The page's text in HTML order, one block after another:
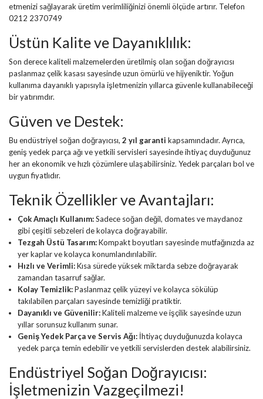
etmenizi sağlayarak üretim verimliliğinizi önemli ölçüde artırır. Telefon
0212 2370749
Üstün Kalite ve Dayanıklılık:
Son derece kaliteli malzemelerden üretilmiş olan soğan doğrayıcısı
paslanmaz çelik kasası sayesinde uzun ömürlü ve hijyeniktir. Yoğun
kullanıma dayanıklı yapısıyla işletmenizin yıllarca güvenle kullanabileceği
bir yatırımdır.
Güven ve Destek:
Bu endüstriyel soğan doğrayıcısı, 2 yıl garanti kapsamındadır. Ayrıca,
geniş yedek parça ağı ve yetkili servisleri sayesinde ihtiyaç duyduğunuz
her an ekonomik ve hızlı çözümlere ulaşabilirsiniz. Yedek parçaları bol ve
uygun fiyatlıdır.
Teknik Özellikler ve Avantajları:
Çok Amaçlı Kullanım:Sadece soğan değil, domates ve maydanoz
gibi çeşitli sebzeleri de kolayca doğrayabilir.
Tezgah Üstü Tasarım:Kompakt boyutları sayesinde mutfağınızda az
yer kaplar ve kolayca konumlandırılabilir.
Hızlı ve Verimli:Kısa sürede yüksek miktarda sebze doğrayarak
zamandan tasarruf sağlar.
Kolay Temizlik:Paslanmaz çelik yüzeyi ve kolayca sökülüp
takılabilen parçaları sayesinde temizliği pratiktir.
Dayanıklı ve Güvenilir:Kaliteli malzeme ve işçilik sayesinde uzun
yıllar sorunsuz kullanım sunar.
Geniş Yedek Parça ve Servis Ağı: İhtiyaç duyduğunuzda kolayca
yedek parça temin edebilir ve yetkili servislerden destek alabilirsiniz.
Endüstriyel Soğan Doğrayıcısı:
İşletmenizin Vazgeçilmezi!